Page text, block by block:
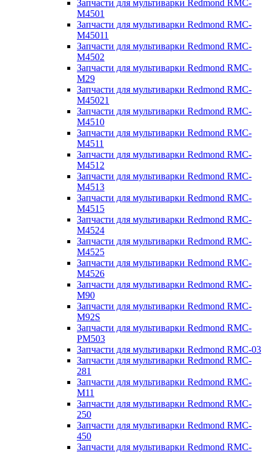
Запчасти для мультиварки Redmond RMC-
M4501
Запчасти для мультиварки Redmond RMC-
M45011
Запчасти для мультиварки Redmond RMC-
M4502
Запчасти для мультиварки Redmond RMC-
M29
Запчасти для мультиварки Redmond RMC-
M45021
Запчасти для мультиварки Redmond RMC-
M4510
Запчасти для мультиварки Redmond RMC-
M4511
Запчасти для мультиварки Redmond RMC-
M4512
Запчасти для мультиварки Redmond RMC-
M4513
Запчасти для мультиварки Redmond RMC-
M4515
Запчасти для мультиварки Redmond RMC-
M4524
Запчасти для мультиварки Redmond RMC-
M4525
Запчасти для мультиварки Redmond RMC-
M4526
Запчасти для мультиварки Redmond RMC-
M90
Запчасти для мультиварки Redmond RMC-
M92S
Запчасти для мультиварки Redmond RMC-
PM503
Запчасти для мультиварки Redmond RMC-03
Запчасти для мультиварки Redmond RMC-
281
Запчасти для мультиварки Redmond RMC-
M11
Запчасти для мультиварки Redmond RMC-
250
Запчасти для мультиварки Redmond RMC-
450
Запчасти для мультиварки Redmond RMC-